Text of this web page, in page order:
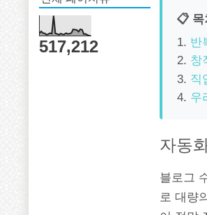
517,212
📋 목
반
창
직
우
자동
블로그
로 대량